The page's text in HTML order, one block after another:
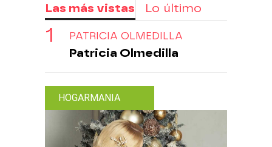
Las más vistas Lo último
PATRICIA OLMEDILLA
Patricia Olmedilla
HOGARMANIA